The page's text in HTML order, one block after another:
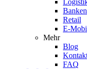
Retail
E-
Mehr
Blog
FAQ